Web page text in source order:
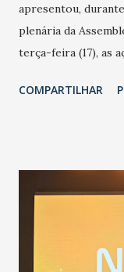
apresentou,
plenária da
terça-feira (17), as
adotadas pelo
população
públicos e
epidemia comum,
aumento de casos
COMPARTILHAR